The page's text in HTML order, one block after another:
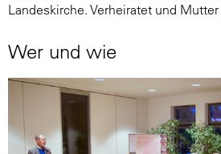
Landeskirche. Verheiratet und
Wer und wie